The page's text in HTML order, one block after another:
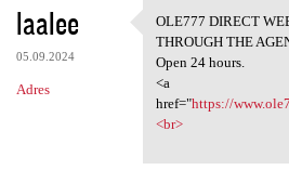
laalee
05.09.2024
Adres
OLE777 DIRECT
OLE777 DIRECT
THROUGH THE
Open 24 hours.
<a
href="https://
<br>